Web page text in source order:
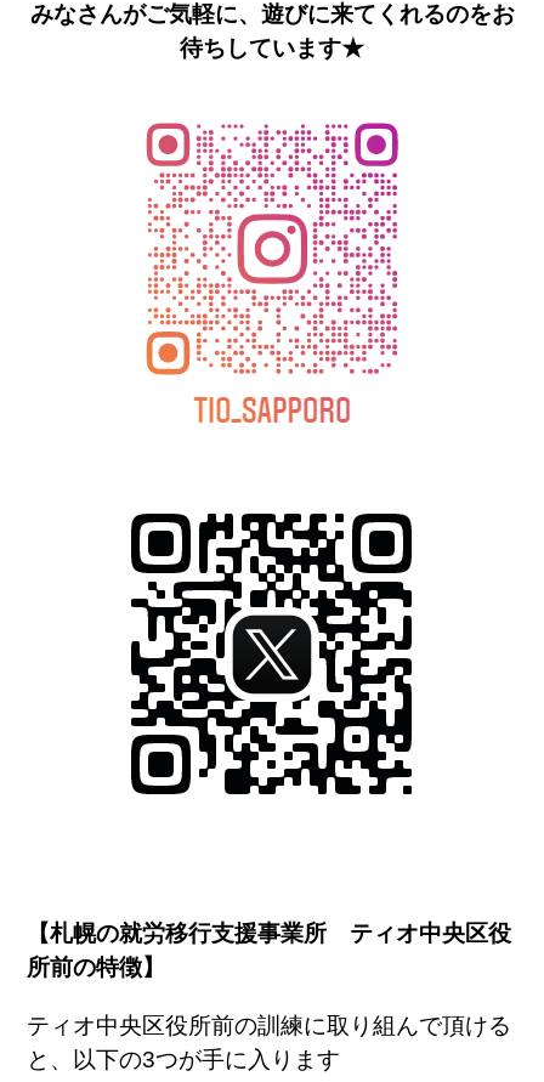
みなさんがご気軽に、遊びに来てくれるのをお
待ちしています★
【札幌の就労移行支援事業所 ティオ中央区役
所前の特徴】
ティオ中央区役所前の訓練に取り組んで頂ける
と、以下の3つが手に入ります